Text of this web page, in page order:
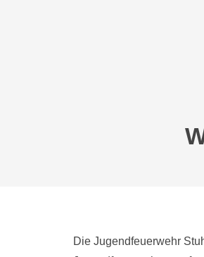
Die Jugendfeuerwehr